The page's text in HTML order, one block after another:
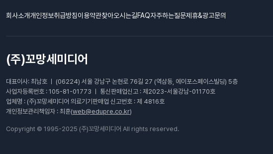
회사소개개인정보취급방침이용약관찾아오시는길FAQ자주하는질문제휴&광고문의
(주)꼬망세미디어
대표이사: 최남호 ㅣ (06224) 서울 강남구 논현로 76길 27 (역삼동, 에이포스페이스빌딩) 5층
사업자등록번호 : 105-81-01773 ㅣ 통신판매업신고 : 제2023-서울강남-01170호
업체명 : (주)꼬망세미디어 의료기기판매업 신고번호 : 제 4816호
개인정보관리책임자 : 최훈(web@edupre.co.kr)
Copyright © 1995-2025 (주)꼬망세미디어 All rights reserved.